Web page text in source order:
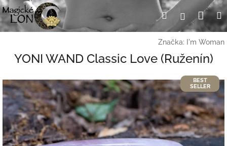
Prejsť
na
obsah
Hľadať
Značka: I'm Woman
YONI WAND Classic Love (Ruženín)
BEST
SELLER